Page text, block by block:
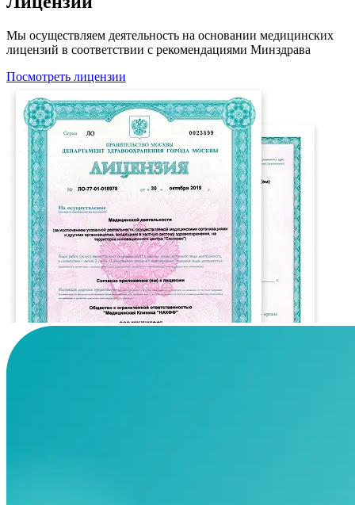
Мы осуществляем деятельность на основании медицинских
лицензий в соответствии с рекомендациями Минздрава
Посмотреть лицензии